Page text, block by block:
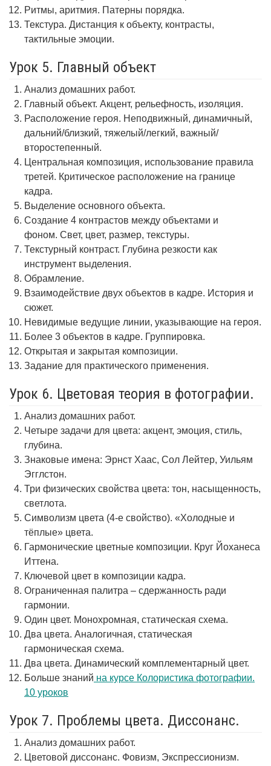
Ритмы, аритмия. Патерны порядка.
Текстура. Дистанция к объекту, контрасты,
тактильные эмоции.
Урок 5. Главный объект
Анализ домашних работ.
Главный объект. Акцент, рельефность, изоляция.
Расположение героя. Неподвижный, динамичный,
дальний/близкий, тяжелый/легкий, важный/
второстепенный.
Центральная композиция, использование правила
третей. Критическое расположение на границе
кадра.
Выделение основного объекта.
Создание 4 контрастов между объектами и
фоном. Свет, цвет, размер, текстуры.
Текстурный контраст. Глубина резкости как
инструмент выделения.
Обрамление.
Взаимодействие двух объектов в кадре. История и
сюжет.
Невидимые ведущие линии, указывающие на героя.
Более 3 объектов в кадре. Группировка.
Открытая и закрытая композиции.
Задание для практического применения.
Урок 6. Цветовая теория в фотографии.
Анализ домашних работ.
Четыре задачи для цвета: акцент, эмоция, стиль,
глубина.
Знаковые имена: Эрнст Хаас, Сол Лейтер, Уильям
Эгглстон.
Три физических свойства цвета: тон, насыщенность,
светлота.
Символизм цвета (4-е свойство). «Холодные и
тёплые» цвета.
Гармонические цветные композиции. Круг Йоханеса
Иттена.
Ключевой цвет в композиции кадра.
Ограниченная палитра – сдержанность ради
гармонии.
Один цвет. Монохромная, статическая схема.
Два цвета. Аналогичная, статическая
гармоническая схема.
Два цвета. Динамический комплементарный цвет.
Больше знаний на курсе Колористика фотографии.
10 уроков
Урок 7. Проблемы цвета. Диссонанс.
Анализ домашних работ.
Цветовой диссонанс. Фовизм, Экспрессионизм.